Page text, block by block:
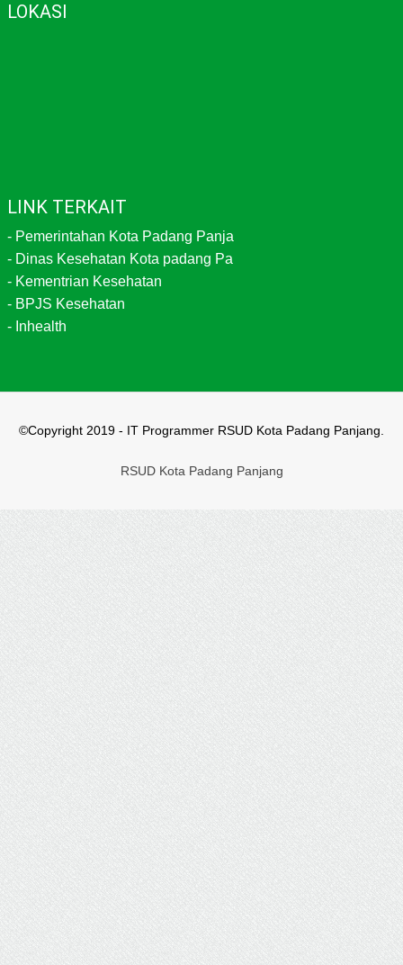
LOKASI
LINK TERKAIT
- Pemerintahan Kota Padang Panja
- Dinas Kesehatan Kota padang Pa
- Kementrian Kesehatan
- BPJS Kesehatan
- Inhealth
©Copyright 2019 - IT Programmer RSUD Kota Padang Panjang.
RSUD Kota Padang Panjang